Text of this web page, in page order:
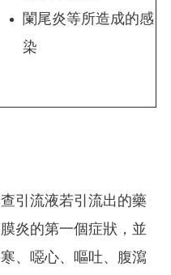
闌尾炎等所造成的感
染
引流液若引流出的藥
炎的第一個症狀，並
、噁心、嘔吐、腹瀉